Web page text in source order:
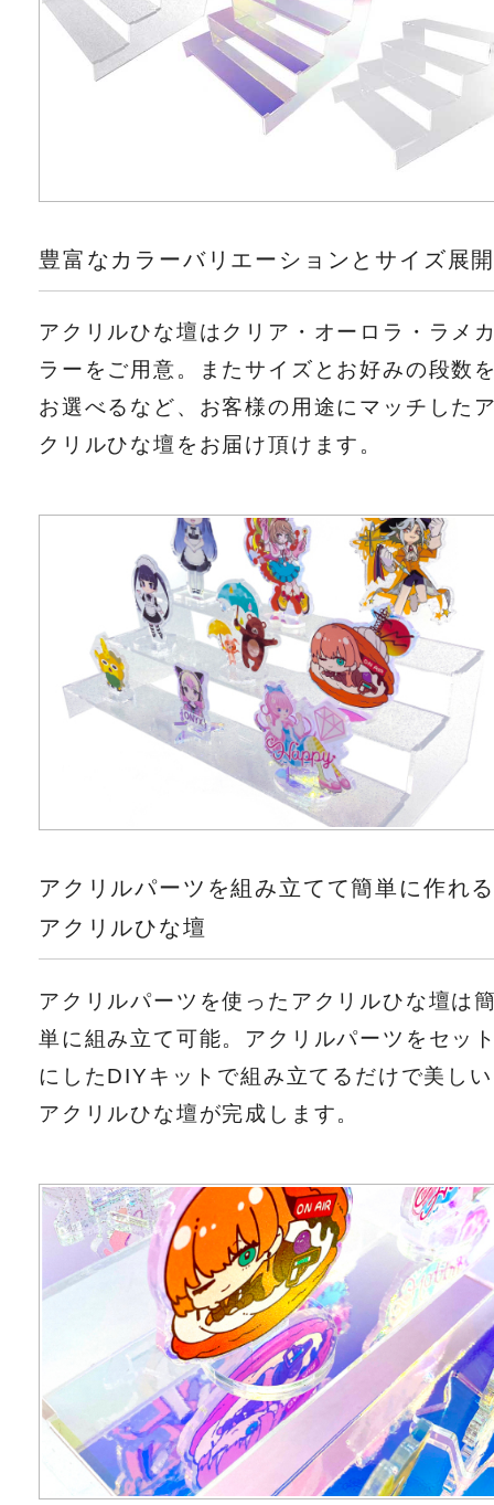
豊富なカラーバリエーションとサイズ展
アクリルひな壇はクリア・オーロラ・ラメ
ラーをご用意。またサイズとお好みの段数
お選べるなど、お客様の用途にマッチした
クリルひな壇をお届け頂けます。
アクリルパーツを組み立てて簡単に作れ
アクリルひな壇
アクリルパーツを使ったアクリルひな壇は
単に組み立て可能。アクリルパーツをセッ
にしたDIYキットで組み立てるだけで美しい
アクリルひな壇が完成します。